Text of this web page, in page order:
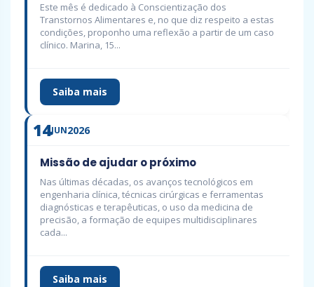
Este mês é dedicado à Conscientização dos
Transtornos Alimentares e, no que diz respeito a estas
condições, proponho uma reflexão a partir de um caso
clínico. Marina, 15...
Saiba mais
14JUN2026
Missão de ajudar o próximo
Nas últimas décadas, os avanços tecnológicos em
engenharia clínica, técnicas cirúrgicas e ferramentas
diagnósticas e terapêuticas, o uso da medicina de
precisão, a formação de equipes multidisciplinares
cada...
Saiba mais